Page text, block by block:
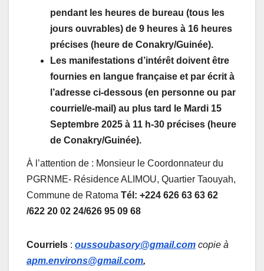
pendant les heures de bureau (tous les
jours ouvrables) de 9 heures à 16 heures
précises (heure de Conakry/Guinée).
Les manifestations d’intérêt doivent être
fournies en langue française et par écrit à
l’adresse ci-dessous (en personne ou par
courriel/e-mail) au plus tard le Mardi 15
Septembre 2025 à 11 h-30 précises (heure
de Conakry/Guinée).
À l’attention de : Monsieur le Coordonnateur du
PGRNME- Résidence ALIMOU, Quartier Taouyah,
Commune de Ratoma Tél: +224 626 63 63 62
/622 20 02 24/626 95 09 68
Courriels : oussoubasory@gmail.com copie à
apm.environs@gmail.com,